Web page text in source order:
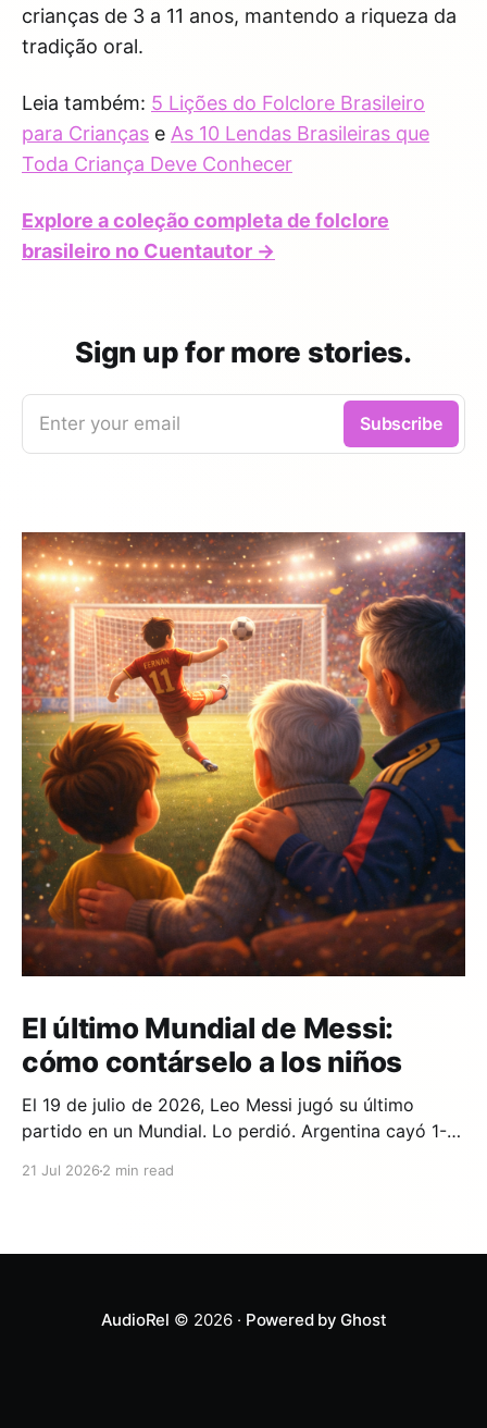
crianças de 3 a 11 anos, mantendo a riqueza da
tradição oral.
Leia também: 5 Lições do Folclore Brasileiro
para Crianças e As 10 Lendas Brasileiras que
Toda Criança Deve Conhecer
Explore a coleção completa de folclore
brasileiro no Cuentautor →
Sign up for more stories.
Enter your email Subscribe
El último Mundial de Messi:
cómo contárselo a los niños
El 19 de julio de 2026, Leo Messi jugó su último
partido en un Mundial. Lo perdió. Argentina cayó 1-0
21 Jul 2026 2 min read
AudioRel © 2026 · Powered by Ghost